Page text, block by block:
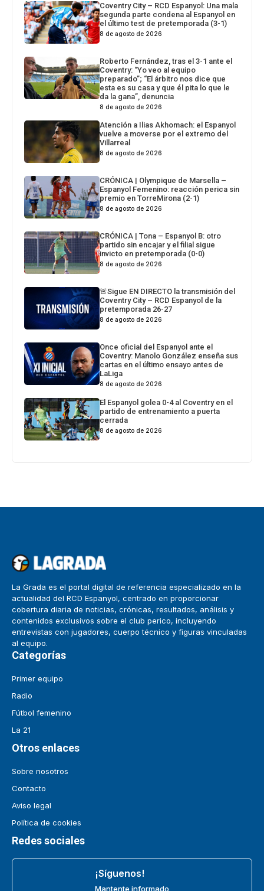
Coventry City – RCD Espanyol: Una mala
segunda parte condena al Espanyol en
el último test de pretemporada (3-1)
8 de agosto de 2026
Roberto Fernández, tras el 3-1 ante el
Coventry: “Yo veo al equipo
preparado”; “El árbitro nos dice que
esta es su casa y que él pita lo que le
da la gana”, denuncia
8 de agosto de 2026
Atención a Ilias Akhomach: el Espanyol
vuelve a moverse por el extremo del
Villarreal
8 de agosto de 2026
CRÓNICA | Olympique de Marsella –
Espanyol Femenino: reacción perica sin
premio en TorreMirona (2-1)
8 de agosto de 2026
CRÓNICA | Tona – Espanyol B: otro
partido sin encajar y el filial sigue
invicto en pretemporada (0-0)
8 de agosto de 2026
🚨Sigue EN DIRECTO la transmisión del
Coventry City – RCD Espanyol de la
pretemporada 26-27
8 de agosto de 2026
Once oficial del Espanyol ante el
Coventry: Manolo González enseña sus
cartas en el último ensayo antes de
LaLiga
8 de agosto de 2026
El Espanyol golea 0-4 al Coventry en el
partido de entrenamiento a puerta
cerrada
8 de agosto de 2026
La Grada es el portal digital de referencia especializado en la
actualidad del RCD Espanyol, centrado en proporcionar
cobertura diaria de noticias, crónicas, resultados, análisis y
contenidos exclusivos sobre el club perico, incluyendo
entrevistas con jugadores, cuerpo técnico y figuras vinculadas
al equipo.
Categorías
Primer equipo
Radio
Fútbol femenino
La 21
Otros enlaces
Sobre nosotros
Contacto
Aviso legal
Política de cookies
Redes sociales
¡Síguenos!
Mantente informado